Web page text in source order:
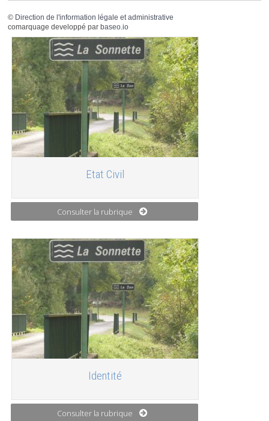
© Direction de l'information légale et administrative
comarquage developpé par baseo.io
Etat Civil
Consulter la rubrique
Identité
Consulter la rubrique